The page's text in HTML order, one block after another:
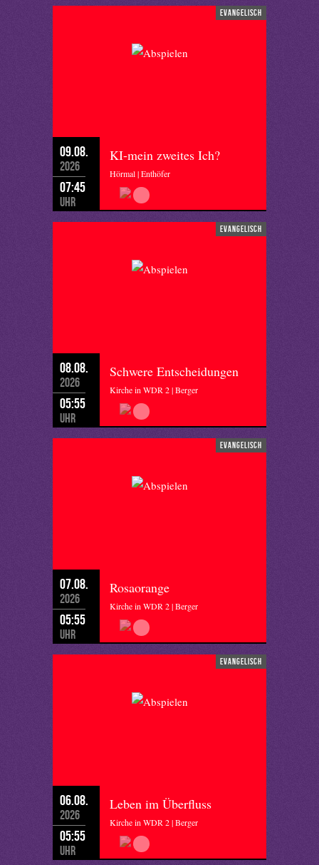
evangelisch
09.08.
2026
07:45
Uhr
KI-mein zweites Ich?
Hörmal | Enthöfer
evangelisch
08.08.
2026
05:55
Uhr
Schwere Entscheidungen
Kirche in WDR 2 | Berger
evangelisch
07.08.
2026
05:55
Uhr
Rosaorange
Kirche in WDR 2 | Berger
evangelisch
06.08.
2026
05:55
Uhr
Leben im Überfluss
Kirche in WDR 2 | Berger